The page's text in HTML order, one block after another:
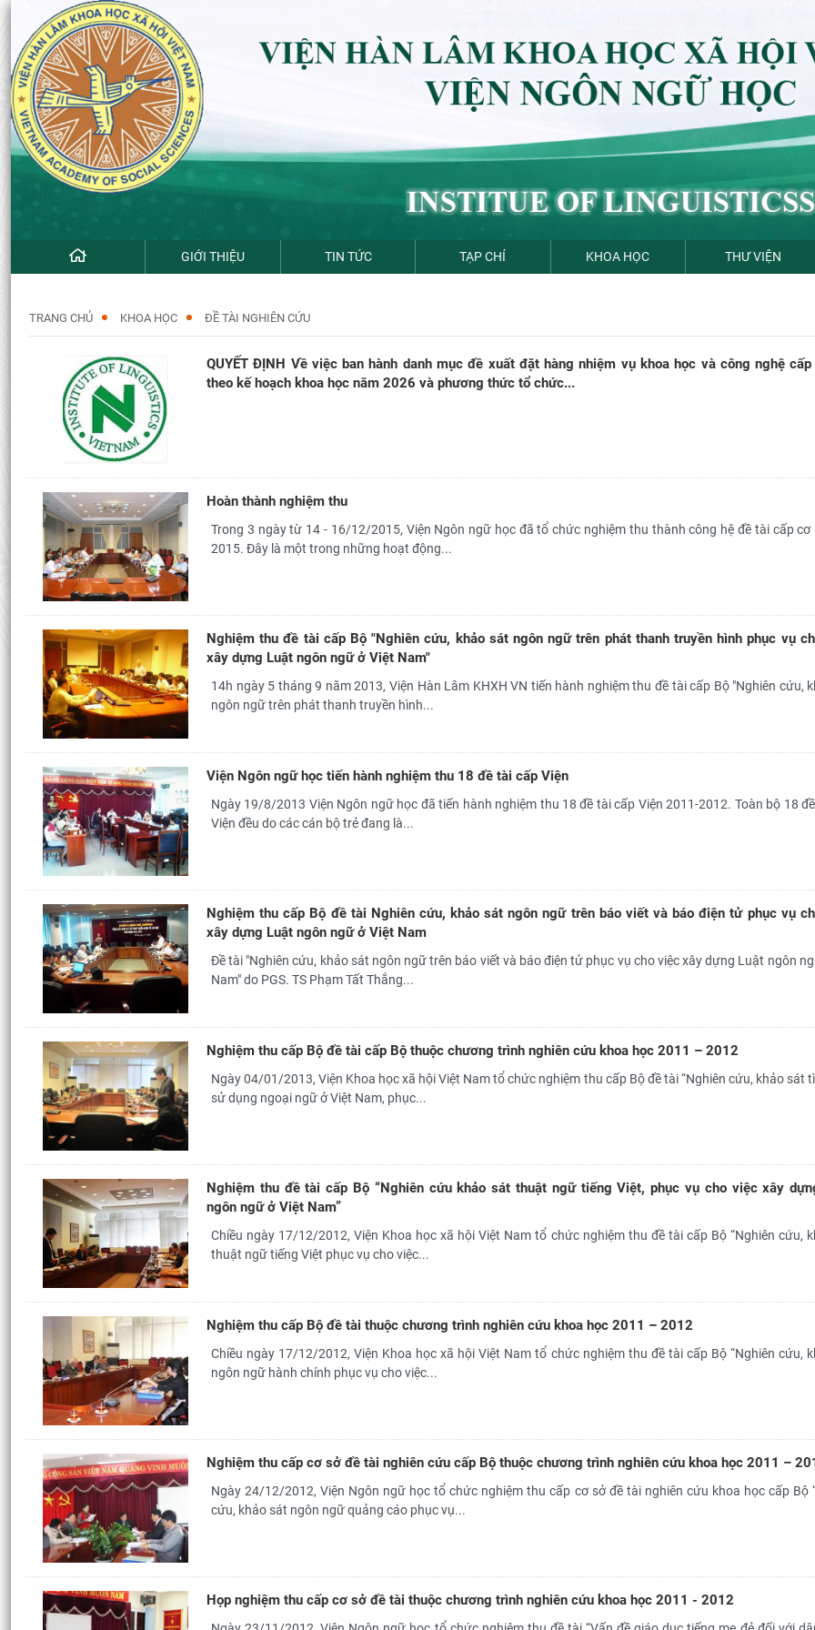
GIỚI THIỆU TIN TỨC TẠP CHÍ KHOA HỌC THƯ VIỆN
TRANG CHỦ KHOA HỌC ĐỀ TÀI NGHIÊN CỨU
QUYẾT ĐỊNH Về việc ban hành danh mục đề xuất đặt hàng nhiệm vụ khoa học và công nghệ
theo kế hoạch khoa học năm 2026 và phương thức tổ chức...
Hoàn thành nghiệm thu
Trong 3 ngày từ 14 - 16/12/2015, Viện Ngôn ngữ học đã tổ chức nghiệm thu thành công hệ đề tài cấp cơ
2015. Đây là một trong những hoạt động...
Nghiệm thu đề tài cấp Bộ "Nghiên cứu, khảo sát ngôn ngữ trên phát thanh truyền hình phục vụ
xây dựng Luật ngôn ngữ ở Việt Nam"
14h ngày 5 tháng 9 năm 2013, Viện Hàn Lâm KHXH VN tiến hành nghiệm thu đề tài cấp Bộ "Nghiên cứu,
ngôn ngữ trên phát thanh truyền hình...
Viện Ngôn ngữ học tiến hành nghiệm thu 18 đề tài cấp Viện
Ngày 19/8/2013 Viện Ngôn ngữ học đã tiến hành nghiệm thu 18 đề tài cấp Viện 2011-2012. Toàn bộ 18
Viện đều do các cán bộ trẻ đang là...
Nghiệm thu cấp Bộ đề tài Nghiên cứu, khảo sát ngôn ngữ trên báo viết và báo điện tử phục vụ
xây dựng Luật ngôn ngữ ở Việt Nam
Đề tài "Nghiên cứu, khảo sát ngôn ngữ trên báo viết và báo điện tử phục vụ cho việc xây dựng Luật ngôn
Nam" do PGS. TS Phạm Tất Thắng...
Nghiệm thu cấp Bộ đề tài cấp Bộ thuộc chương trình nghiên cứu khoa học 2011 – 2012
Ngày 04/01/2013, Viện Khoa học xã hội Việt Nam tổ chức nghiệm thu cấp Bộ đề tài “Nghiên cứu, khảo sát
sử dụng ngoại ngữ ở Việt Nam, phục...
Nghiệm thu đề tài cấp Bộ “Nghiên cứu khảo sát thuật ngữ tiếng Việt, phục vụ cho việc xây
ngôn ngữ ở Việt Nam”
Chiều ngày 17/12/2012, Viện Khoa học xã hội Việt Nam tổ chức nghiệm thu đề tài cấp Bộ “Nghiên cứu,
thuật ngữ tiếng Việt phục vụ cho việc...
Nghiệm thu cấp Bộ đề tài thuộc chương trình nghiên cứu khoa học 2011 – 2012
Chiều ngày 17/12/2012, Viện Khoa học xã hội Việt Nam tổ chức nghiệm thu đề tài cấp Bộ “Nghiên cứu,
ngôn ngữ hành chính phục vụ cho việc...
Nghiệm thu cấp cơ sở đề tài nghiên cứu cấp Bộ thuộc chương trình nghiên cứu khoa học 2011 –
Ngày 24/12/2012, Viện Ngôn ngữ học tổ chức nghiệm thu cấp cơ sở đề tài nghiên cứu khoa học cấp Bộ
cứu, khảo sát ngôn ngữ quảng cáo phục vụ...
Họp nghiệm thu cấp cơ sở đề tài thuộc chương trình nghiên cứu khoa học 2011 - 2012